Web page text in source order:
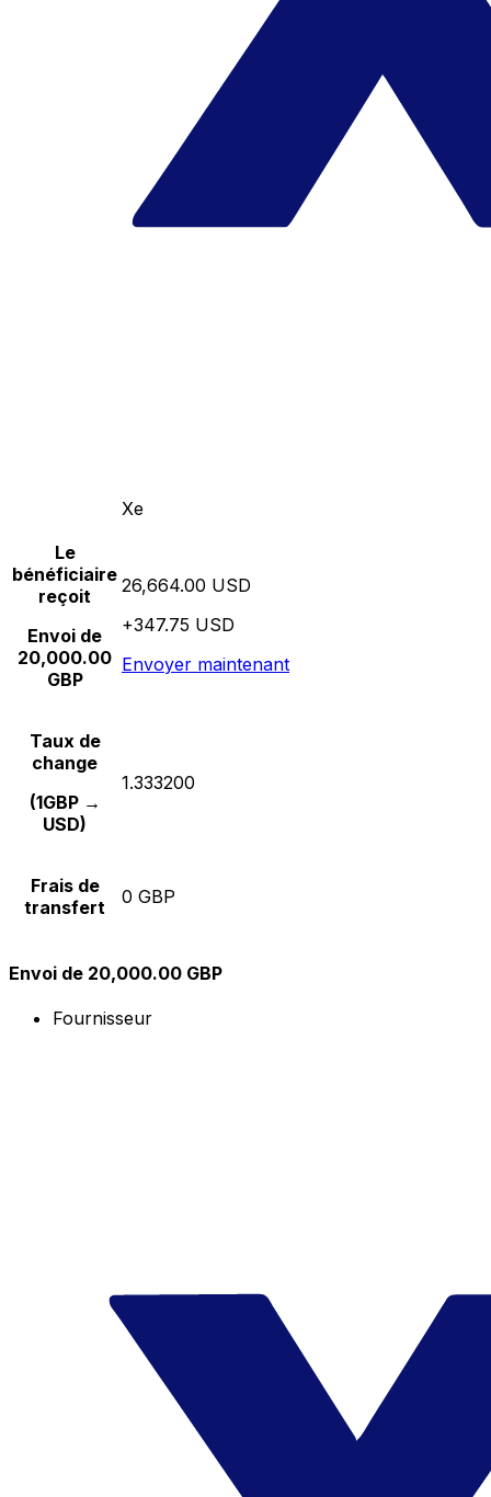
Xe
Le
bénéficiaire
reçoit
Envoi de
20,000.00
GBP
26,664.00 USD
+347.75 USD
Envoyer maintenant
Taux de
change
(1GBP →
USD)
1.333200
Frais de
transfert
0 GBP
Envoi de 20,000.00 GBP
Fournisseur